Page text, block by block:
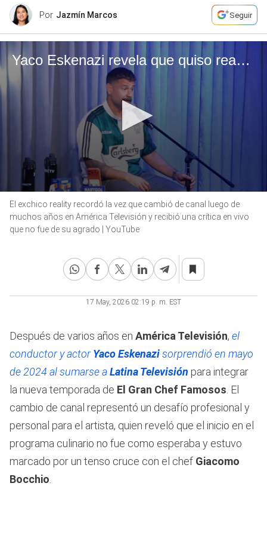
Por Jazmín Marcos Seguir
Yaco Eskenazi revela que quiso reaccionar cuando Giacomo Bocchio le dijo “te falta humildad de aprendiz” en El Gran Chef Famosos
seconds
minute,
El exchico reality recordó la vez que cambió de canal luego de
muchos años en América Televisión y recibió una crítica en vivo
que no fue de su agrado | YouTube
17 May, 2026 02:19 p. m. EST
Después de varios años en América Televisión, el
conductor y actorYaco Eskenazisorprendió en mayo
de 2024 al sumarse aLatina Televisión para integrar
la nueva temporada de El Gran Chef Famosos . El
cambio de canal representó un desafío profesional y
personal para el artista, quien reveló que el inicio en el
programa culinario no fue como esperaba y estuvo
marcado por un tenso cruce con el chef Giacomo
Bocchio